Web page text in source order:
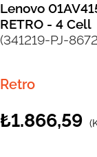
Lenovo
RETRO - 4 Cell
(341219-PJ-
Retro
₺1.866,59